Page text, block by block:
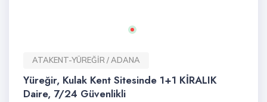
ATAKENT-YÜREĞİR / ADANA
Yüreğir, Kulak Kent Sitesinde 1+1 KİRALIK
Daire, 7/24 Güvenlikli